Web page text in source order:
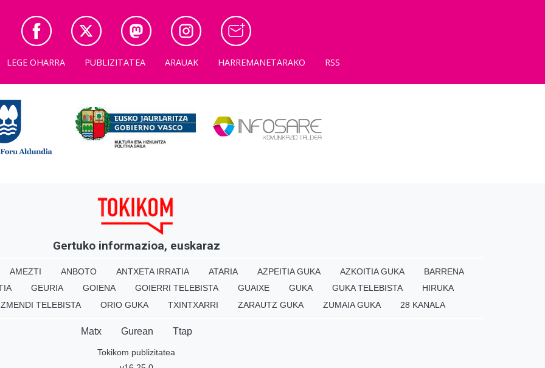
LEGE OHARRA PUBLIZITATEA ARAUAK HARREMANETARAKO RSS
Gertuko informazioa, euskaraz
AMEZTI ANBOTO ANTXETA IRRATIA ATARIA AZPEITIA GUKA AZKOITIA GUKA
BARRENA
GEURIA GOIENA GOIERRI TELEBISTA GUAIXE GUKA GUKA TELEBISTA
HIRUKA
TELEBISTA ORIO GUKA TXINTXARRI ZARAUTZ GUKA ZUMAIA GUKA 28 KANALA
Matx Gurean Ttap
Tokikom publizitatea